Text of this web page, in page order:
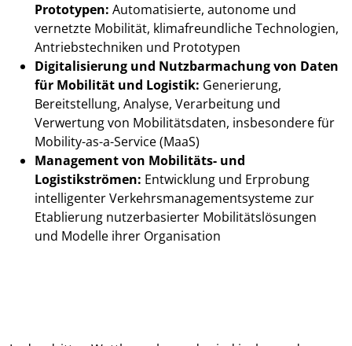
Prototypen: Automatisierte, autonome und
vernetzte Mobilität, klimafreundliche Technologien,
Antriebstechniken und Prototypen
Digitalisierung und Nutzbarmachung von Daten
für Mobilität und Logistik: Generierung,
Bereitstellung, Analyse, Verarbeitung und
Verwertung von Mobilitätsdaten, insbesondere für
Mobility-as-a-Service (MaaS)
Management von Mobilitäts- und
Logistikströmen: Entwicklung und Erprobung
intelligenter Verkehrsmanagementsysteme zur
Etablierung nutzerbasierter Mobilitätslösungen
und Modelle ihrer Organisation